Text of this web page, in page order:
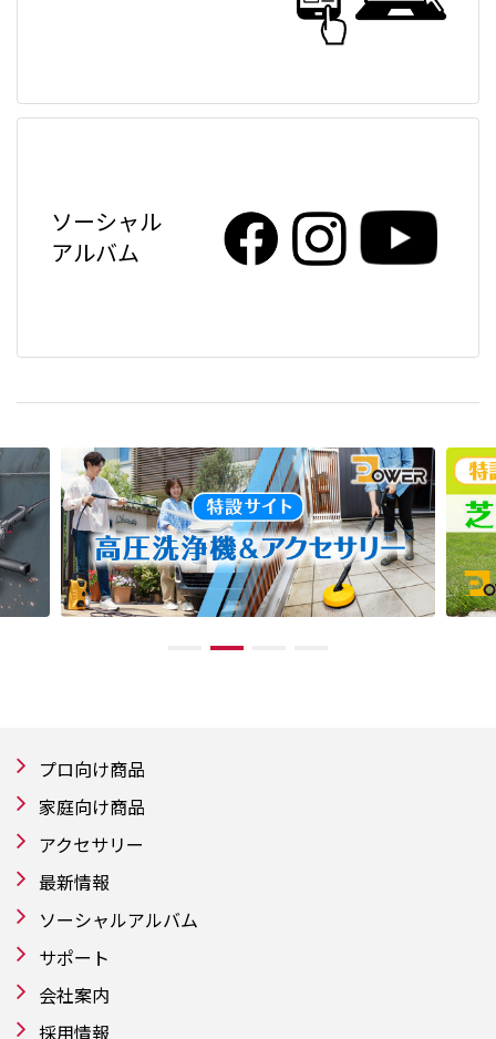
ソーシャル
アルバム
プロ向け商品
家庭向け商品
アクセサリー
最新情報
ソーシャルアルバム
サポート
会社案内
採用情報